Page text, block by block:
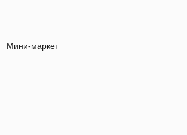
Мини-маркет